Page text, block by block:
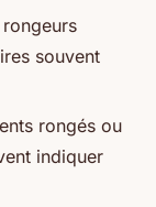
souvent
rongés ou
indiquer